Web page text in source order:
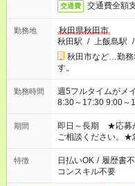
交通費 交通費全額
勤務地
秋田県秋田市
秋田駅 / 上飯島駅 /
秋田市など…勤務
す。
勤務時間
週5フルタイムがメインです！ ＜勤務時間
8:30～17:30 9:00～
その他にも勤務時
ご希望を教えてくだ
期間
即日～長期 ★応募
ご相談ください。★
特徴 日払いOK / 履歴書
コンスキル不要